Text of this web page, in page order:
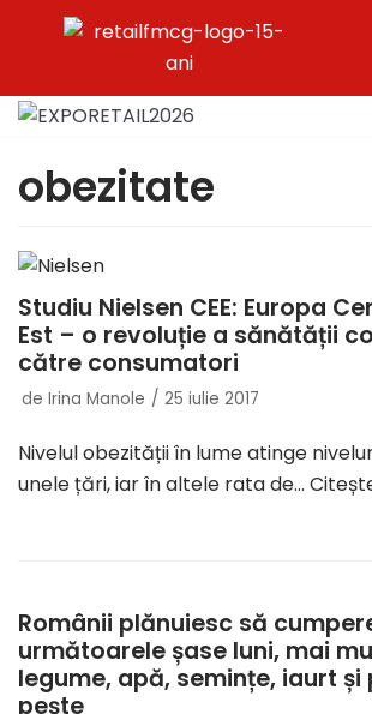
la
conținut
obezitate
Studiu Nielsen CEE: Europa
Est – o revoluție a sănătății
către consumatori
de Irina Manole 25 iulie 2017
Nivelul obezității în lume atinge
unele țări, iar în altele rata de…
Românii plănuiesc să
următoarele șase luni, mai
legume, apă, semințe, iaurt și
pește